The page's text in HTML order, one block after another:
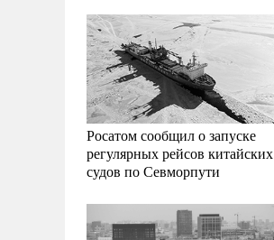
Росатом сообщил о запуске
регулярных рейсов китайских
судов по Севморпути